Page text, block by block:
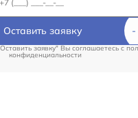
Оставить заявку
заявку" Вы соглашаетесь c
конфиденциальности